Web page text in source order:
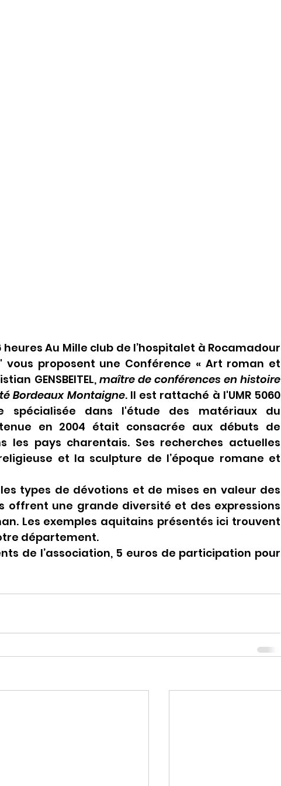
Au Mille club de l’hospitalet à Rocamadour
vous proposent une Conférence « Art roman et
GENSBEITEL, maître de conférences en histoire
Bordeaux Montaigne. Il est rattaché à l'UMR 5060
spécialisée dans l'étude des matériaux du
en 2004 était consacrée aux débuts de
les pays charentais. Ses recherches actuelles
et la sculpture de l’époque romane et
types de dévotions et de mises en valeur des
offrent une grande diversité et des expressions
Les exemples aquitains présentés ici trouvent
département.
de l’association, 5 euros de participation pour